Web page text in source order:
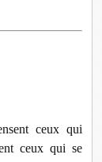
ceux qui
ceux qui se